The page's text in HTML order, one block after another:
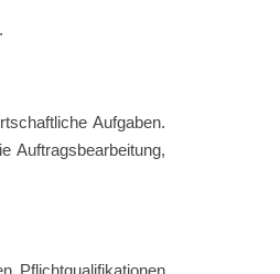
Aufgaben.
Auftragsbearbeitung,
Pflichtqualifikationen